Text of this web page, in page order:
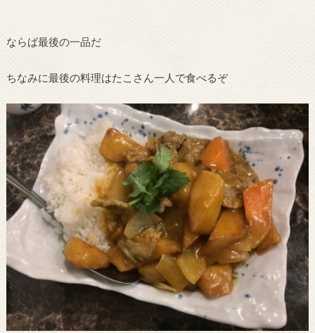
ならば最後の一品だ
ちなみに最後の料理はたこさん一人で食べるぞ